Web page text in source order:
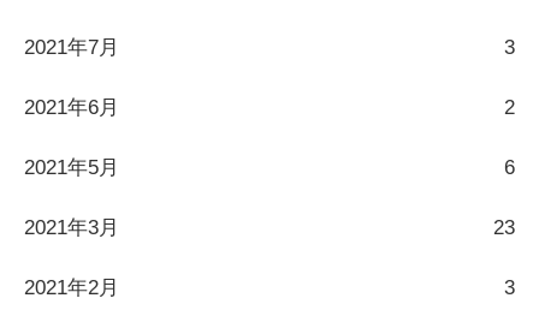
2021年7月 3
2021年6月 2
2021年5月 6
2021年3月 23
2021年2月 3